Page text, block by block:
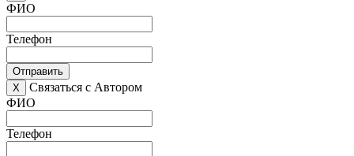
ФИО
Телефон
Отправить
X
Связаться с Автором
ФИО
Телефон